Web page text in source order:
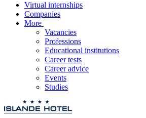
Virtual internships
Companies
More
Vacancies
Professions
Educational institutions
Career tests
Career advice
Events
Studies